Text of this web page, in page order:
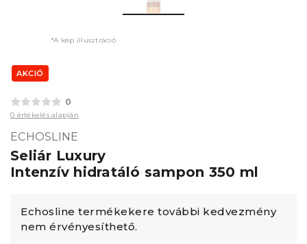
*A kép illusztráció
AKCIÓ
0
0 értékelés alapján
ECHOSLINE
Seliár Luxury
Intenzív hidratáló sampon 350 ml
Echosline termékekere további kedvezmény
nem érvényesíthető.